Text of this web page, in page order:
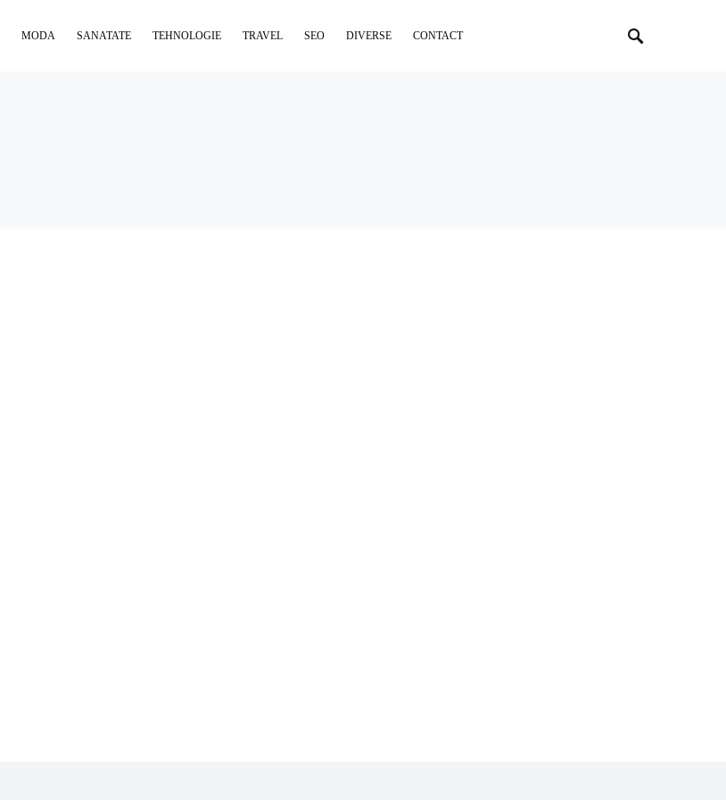
MODA SANATATE TEHNOLOGIE TRAVEL SEO DIVERSE CONTACT